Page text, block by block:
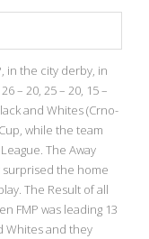
in the city derby, in
– 20, 25 – 20, 15 –
and Whites (Crno-
while the team
The Away
the home
The Result of all
FMP was leading 13
Whites and they